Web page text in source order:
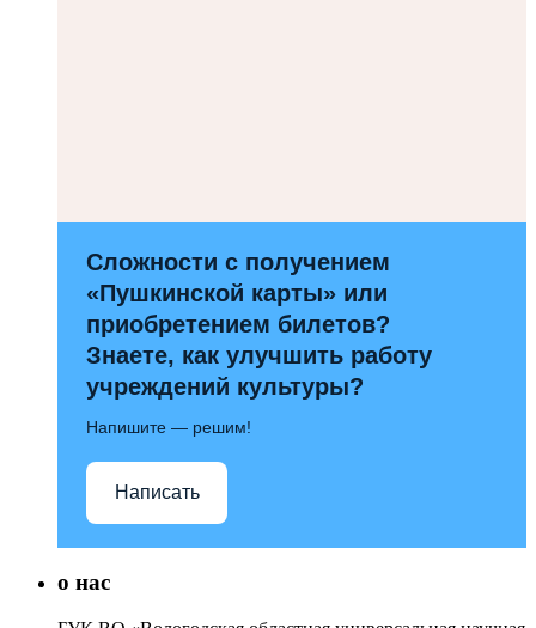
Сложности с получением
«Пушкинской карты» или
приобретением билетов?
Знаете, как улучшить работу
учреждений культуры?
Напишите — решим!
Написать
о нас